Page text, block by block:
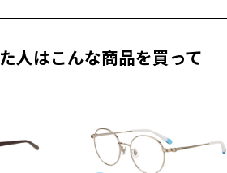
入りに追加済です。
年間品質保証
行われた場合、保証期間は初期の期間から
レンズ交換券」をお選びのうえ、
レンズをお買い求めください。
ジ品では「レンズ交換券」はお選び
人はこんな商品を買って